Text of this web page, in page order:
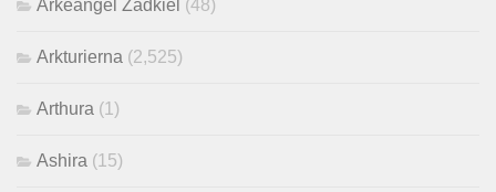
Ärkeängel Zadkiel (48)
Arkturierna (2,525)
Arthura (1)
Ashira (15)